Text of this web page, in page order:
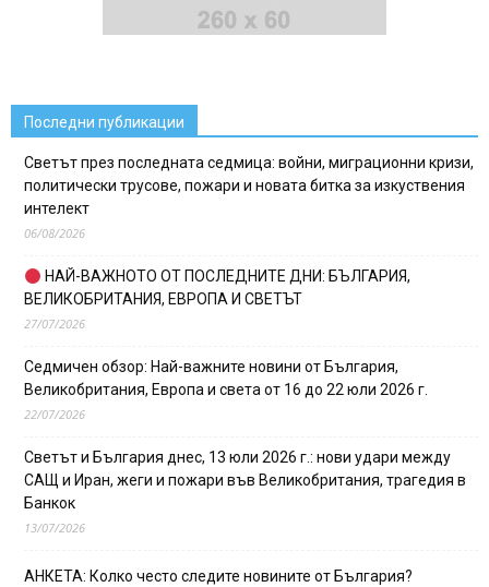
Последни публикации
Светът през последната седмица: войни, миграционни кризи,
политически трусове, пожари и новата битка за изкуствения
интелект
06/08/2026
НАЙ-ВАЖНОТО ОТ ПОСЛЕДНИТЕ ДНИ: БЪЛГАРИЯ,
ВЕЛИКОБРИТАНИЯ, ЕВРОПА И СВЕТЪТ
27/07/2026
Седмичен обзор: Най-важните новини от България,
Великобритания, Европа и света от 16 до 22 юли 2026 г.
22/07/2026
Светът и България днес, 13 юли 2026 г.: нови удари между
САЩ и Иран, жеги и пожари във Великобритания, трагедия в
Банкок
13/07/2026
АНКЕТА: Колко често следите новините от България?